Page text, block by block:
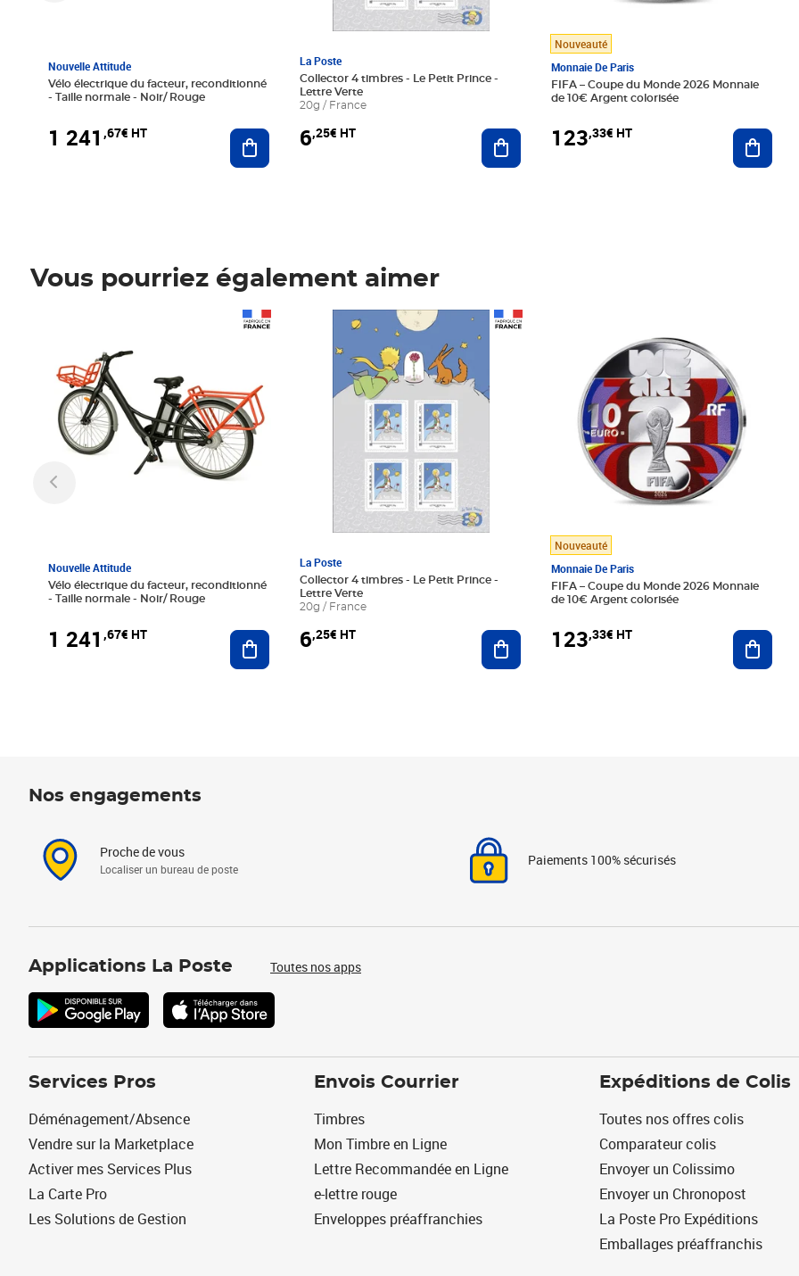
Nouvelle Attitude
Vélo électrique du facteur, reconditionné
- Taille normale - Noir/ Rouge
1 241 ,67€ HT Ajouter au panier
La Poste
Collector 4 timbres - Le Petit Prince -
Lettre Verte
20g / France
6,25€ HT Ajouter au panier
Nouveauté
Monnaie De Paris
FIFA – Coupe du Monde 2026 Monnaie
de 10€ Argent colorisée
123,33€ HT
Vous pourriez également aimer
Nouvelle Attitude
Vélo électrique du facteur, reconditionné
- Taille normale - Noir/ Rouge
1 241 ,67€ HT Ajouter au panier
La Poste
Collector 4 timbres - Le Petit Prince -
Lettre Verte
20g / France
6,25€ HT
Prix 6,25€ HT
Ajouter au panier
Nouveauté
Monnaie De Paris
FIFA – Coupe du Monde 2026 Monnaie
de 10€ Argent colorisée
123,33€ HT
Nos engagements
Proche de vous
Localiser un bureau de poste
Paiements 100% sécurisés
Applications La Poste Toutes nos apps
Services Pros
Déménagement/Absence
Vendre sur la Marketplace
Activer mes Services Plus
La Carte Pro
Les Solutions de Gestion
Envois Courrier
Timbres
Mon Timbre en Ligne
Lettre Recommandée en Ligne
e-lettre rouge
Enveloppes préaffranchies
Expéditions de Colis
Toutes nos offres colis
Comparateur colis
Envoyer un Colissimo
Envoyer un Chronopost
La Poste Pro Expéditions
Emballages préaffranchis